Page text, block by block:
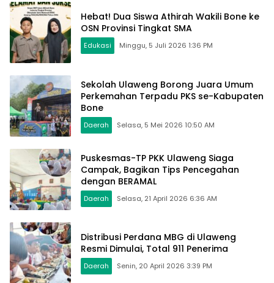
Hebat! Dua Siswa Athirah Wakili Bone ke
OSN Provinsi Tingkat SMA
Edukasi Minggu, 5 Juli 2026 1:36 PM
Sekolah Ulaweng Borong Juara Umum
Perkemahan Terpadu PKS se-Kabupaten
Bone
Daerah Selasa, 5 Mei 2026 10:50 AM
Puskesmas-TP PKK Ulaweng Siaga
Campak, Bagikan Tips Pencegahan
dengan BERAMAL
Daerah Selasa, 21 April 2026 6:36 AM
Distribusi Perdana MBG di Ulaweng
Resmi Dimulai, Total 911 Penerima
Daerah Senin, 20 April 2026 3:39 PM